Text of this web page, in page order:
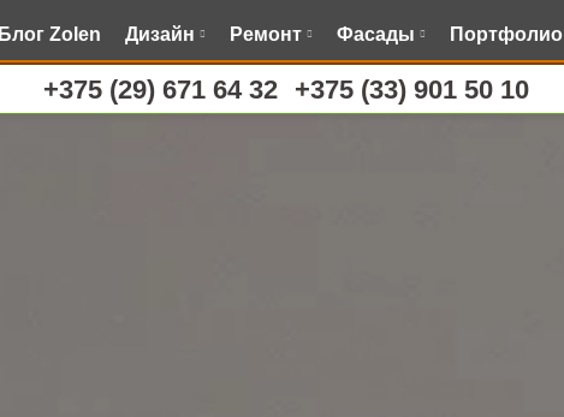
Блог Zolen Дизайн Ремонт Фасады Портфолио
+375 (29) 671 64 32 +375 (33) 901 50 10